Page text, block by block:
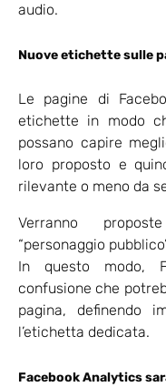
audio.
Nuove etichette sulle
Le pagine di
etichette in modo
possano capire
loro proposto e
rilevante o meno da
Verranno
“personaggio
In questo modo,
confusione che
pagina, definendo
l’etichetta dedicata.
Facebook Analytics